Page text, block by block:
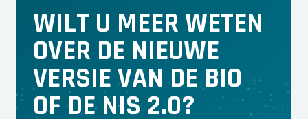
WILT U MEER WETEN
OVER DE NIEUWE
VERSIE VAN DE BIO
OF DE NIS 2.0?